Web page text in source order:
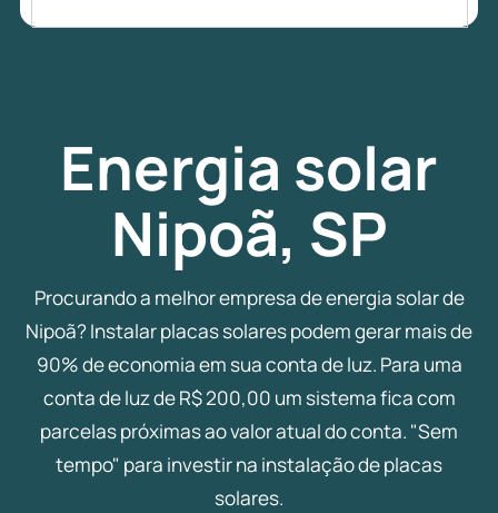
Energia solar
Nipoã, SP
Procurando a melhor empresa de energia solar de
Nipoã? Instalar placas solares podem gerar mais de
90% de economia em sua conta de luz. Para uma
conta de luz de R$ 200,00 um sistema fica com
parcelas próximas ao valor atual do conta. "Sem
tempo" para investir na instalação de placas
solares.